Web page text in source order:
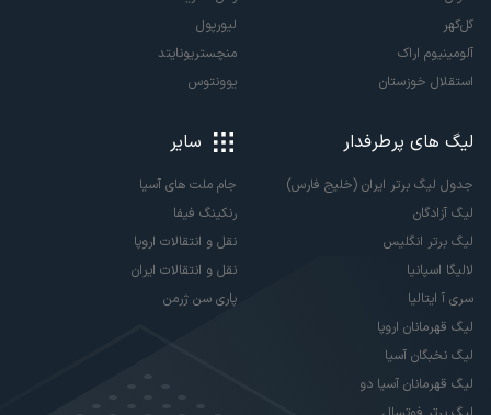
گل‌گهر
آلومینیوم اراک
استقلال خوزستان
لیورپول
منچستریونایتد
یوونتوس
لیگ های پرطرفدار
جدول لیگ برتر ایران (خلیج فارس)
لیگ آزادگان
لیگ برتر انگلیس
لالیگا اسپانیا
سری آ ایتالیا
لیگ قهرمانان اروپا
لیگ نخبگان آسیا
لیگ قهرمانان آسیا دو
سایر
جام ملت های آسیا
رنکینگ فیفا
نقل و انتقالات اروپا
نقل و انتقالات ایران
پاری سن ژرمن